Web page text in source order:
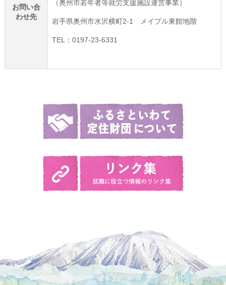
お問い合
わせ先
（奥州市若年者等就労支援施設運営事業）
岩手県奥州市水沢横町2-1 メイプル東館地階
TEL：0197-23-6331